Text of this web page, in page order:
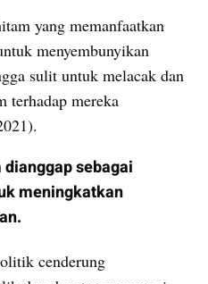
yang memanfaatkan
menyembunyikan
sulit untuk melacak dan
terhadap mereka
sebagai
meningkatkan
cenderung